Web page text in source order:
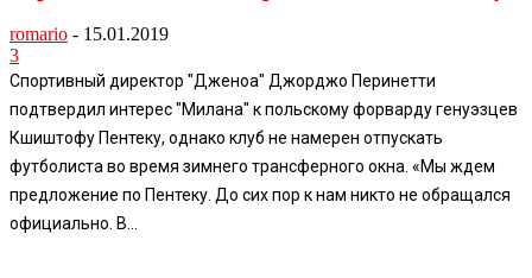
romario - 15.01.2019
3
Спортивный директор "Дженоа" Джорджо Перинетти
подтвердил интерес "Милана" к польскому форварду генуэзцев
Кшиштофу Пентеку, однако клуб не намерен отпускать
футболиста во время зимнего трансферного окна. «Мы ждем
предложение по Пентеку. До сих пор к нам никто не обращался
официально. В...